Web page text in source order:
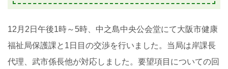
12月2日午後1時～5時、中之島中央公会堂にて大阪市健康
福祉局保護課と1日目の交渉を行いました。当局は岸課長
代理、武市係長他が対応しました。要望項目についての回